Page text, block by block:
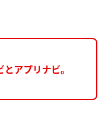
アプリナビ。